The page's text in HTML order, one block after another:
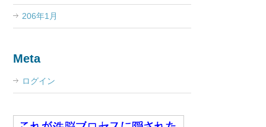
206年1月
Meta
ログイン